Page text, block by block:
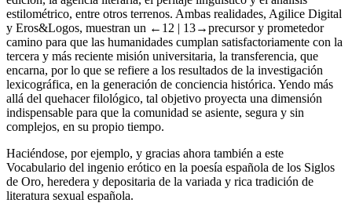
estilométrico, entre otros terrenos. Ambas realidades, Agilice Digital
y Eros&Logos, muestran un ←12 | 13→precursor y prometedor
camino para que las humanidades cumplan satisfactoriamente con la
tercera y más reciente misión universitaria, la transferencia, que
encarna, por lo que se refiere a los resultados de la investigación
lexicográfica, en la generación de conciencia histórica. Yendo más
allá del quehacer filológico, tal objetivo proyecta una dimensión
indispensable para que la comunidad se asiente, segura y sin
complejos, en su propio tiempo.
Haciéndose, por ejemplo, y gracias ahora también a este
Vocabulario del ingenio erótico en la poesía española de los Siglos
de Oro, heredera y depositaria de la variada y rica tradición de
literatura sexual española.